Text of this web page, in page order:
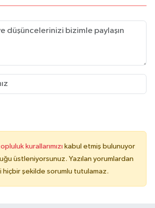
kurallarımızı kabul etmiş bulunuyor
üstleniyorsunuz. Yazılan yorumlardan
şekilde sorumlu tutulamaz.